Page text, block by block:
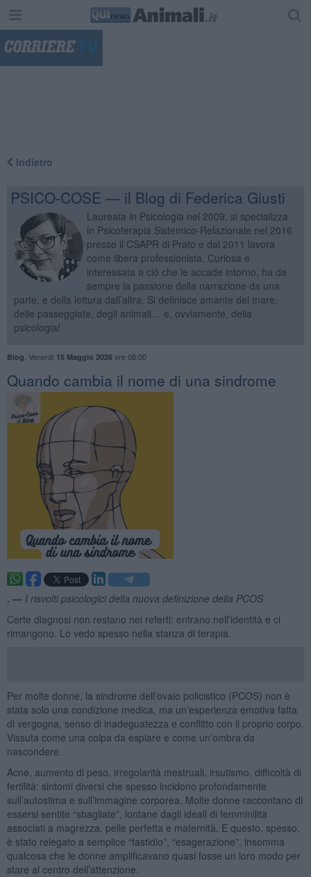
Indietro
PSICO-COSE — il Blog di Federica Giusti
Laureata in Psicologia nel 2009, si specializza
in Psicoterapia Sistemico-Relazionale nel 2016
presso il CSAPR di Prato e dal 2011 lavora
come libera professionista. Curiosa e
interessata a ciò che le accade intorno, ha da
sempre la passione della narrazione da una
parte, e della lettura dall’altra. Si definisce amante del mare,
delle passeggiate, degli animali… e, ovviamente, della
psicologia!
Blog Venerdì 15 Maggio 2026ore 08:00
​Quando cambia il nome di una sindrome
. — I risvolti psicologici della nuova definizione della PCOS
Certe diagnosi non restano nei referti: entrano nell’identità e ci
rimangono. Lo vedo spesso nella stanza di terapia.
Per molte donne, la sindrome dell’ovaio policistico (PCOS) non è
stata solo una condizione medica, ma un’esperienza emotiva fatta
di vergogna, senso di inadeguatezza e conflitto con il proprio corpo.
Vissuta come una colpa da espiare e come un’ombra da
nascondere.
Acne, aumento di peso, irregolarità mestruali, irsutismo, difficoltà di
fertilità: sintomi diversi che spesso incidono profondamente
sull’autostima e sull’immagine corporea. Molte donne raccontano di
essersi sentite “sbagliate”, lontane dagli ideali di femminilità
associati a magrezza, pelle perfetta e maternità. E questo, spesso,
è stato relegato a semplice “fastidio”, “esagerazione”, insomma
qualcosa che le donne amplificavano quasi fosse un loro modo per
stare al centro dell’attenzione.